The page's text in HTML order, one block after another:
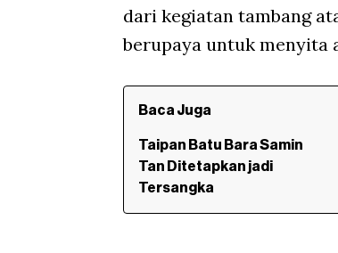
dari kegiatan tambang
berupaya untuk menyita
Baca Juga
Taipan Batu Bara Samin
Tan Ditetapkan jadi
Tersangka